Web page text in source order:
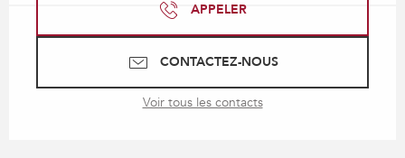
APPELER
CONTACTEZ-NOUS
Voir tous les contacts